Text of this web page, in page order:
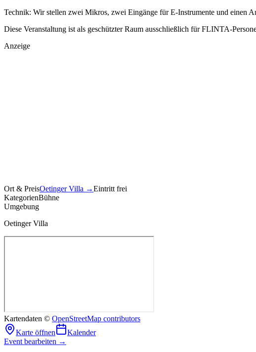
Technik: Wir stellen zwei Mikros, zwei Eingänge für E-Instrumente und einen
Diese Veranstaltung ist als geschützter Raum ausschließlich für FLINTA-
Anzeige
Ort & PreisOetinger Villa →Eintritt frei
KategorienBühne
Umgebung
Oetinger Villa
Kartendaten © OpenStreetMap contributors
Karte öffnen
Kalender
Event bearbeiten →